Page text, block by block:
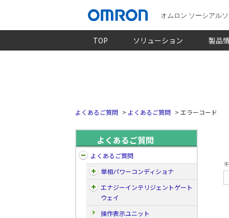
オムロン ソーシアル
TOP ソリューション 製品
よくあるご質問 > よくあるご質問 > エラーコード
よくあるご質問
よくあるご質問
単相パワーコンディショナ
エナジーインテリジェントゲート
ウェイ
操作表示ユニット